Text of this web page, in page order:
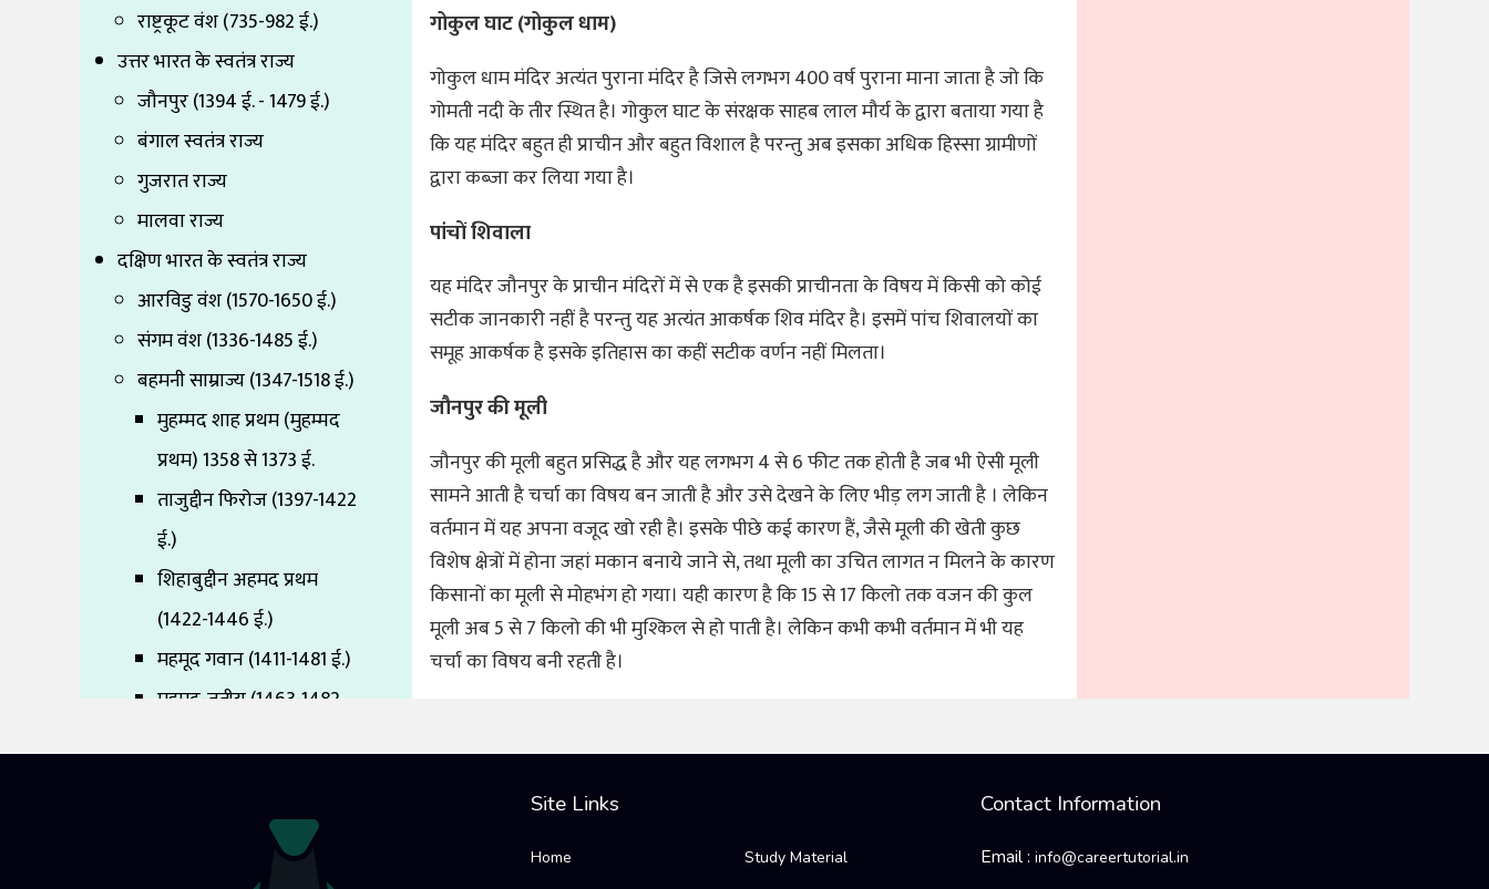
राष्ट्रकूट वंश (735-982 ई.)
उत्तर भारत के स्वतंत्र राज्य
जौनपुर (1394 ई. - 1479 ई.)
बंगाल स्वतंत्र राज्य
गुजरात राज्य
मालवा राज्य
दक्षिण भारत के स्वतंत्र राज्य
आरविडु वंश (1570-1650 ई.)
संगम वंश (1336-1485 ई.)
बहमनी साम्राज्य (1347-1518 ई.)
मुहम्मद शाह प्रथम (मुहम्मद
प्रथम) 1358 से 1373 ई.
ताजुद्दीन फिरोज (1397-1422
ई.)
शिहाबुद्दीन अहमद प्रथम
(1422-1446 ई.)
महमूद गवान (1411-1481 ई.)
महमूद-तृतीय (1463-1482
(हसन गंगू) (1347 -1358 ई.)
सालुव वंश (1485 - 1505 ई. )
गोकुल घाट (गोकुल धाम)
गोकुल धाम मंदिर अत्यंत पुराना मंदिर है जिसे लगभग 400 वर्ष पुराना माना जाता है जो कि
गोमती नदी के तीर स्थित है। गोकुल घाट के संरक्षक साहब लाल मौर्य के द्वारा बताया गया है
कि यह मंदिर बहुत ही प्राचीन और बहुत विशाल है परन्तु अब इसका अधिक हिस्सा ग्रामीणों
द्वारा कब्जा कर लिया गया है।
पांचों शिवाला
यह मंदिर जौनपुर के प्राचीन मंदिरों में से एक है इसकी प्राचीनता के विषय में किसी को कोई
सटीक जानकारी नहीं है परन्तु यह अत्यंत आकर्षक शिव मंदिर है। इसमें पांच शिवालयों का
समूह आकर्षक है इसके इतिहास का कहीं सटीक वर्णन नहीं मिलता।
जौनपुर की मूली
जौनपुर की मूली बहुत प्रसिद्ध है और यह लगभग 4 से 6 फीट तक होती है जब भी ऐसी मूली
सामने आती है चर्चा का विषय बन जाती है और उसे देखने के लिए भीड़ लग जाती है । लेकिन
वर्तमान में यह अपना वजूद खो रही है। इसके पीछे कई कारण हैं, जैसे मूली की खेती कुछ
विशेष क्षेत्रों में होना जहां मकान बनाये जाने से, तथा मूली का उचित लागत न मिलने के कारण
किसानों का मूली से मोहभंग हो गया। यही कारण है कि 15 से 17 किलो तक वजन की कुल
मूली अब 5 से 7 किलो की भी मुश्किल से हो पाती है। लेकिन कभी कभी वर्तमान में भी यह
चर्चा का विषय बनी रहती है।
Site Links
Home Study Material
Contact Information
Email :info@careertutorial.in